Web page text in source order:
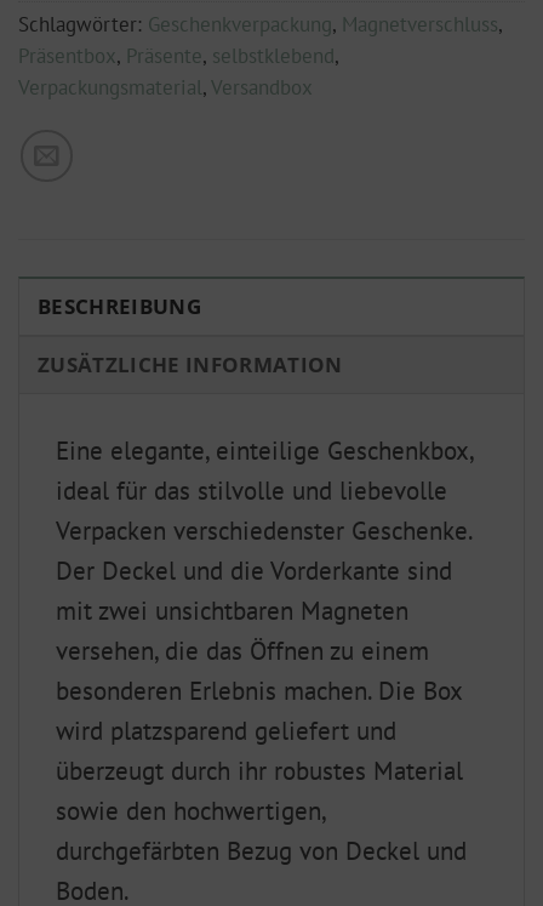
Schlagwörter: Geschenkverpackung, Magnetverschluss,
Präsentbox, Präsente, selbstklebend,
Verpackungsmaterial,Versandbox
BESCHREIBUNG
ZUSÄTZLICHE INFORMATION
Eine elegante, einteilige Geschenkbox,
ideal für das stilvolle und liebevolle
Verpacken verschiedenster Geschenke.
Der Deckel und die Vorderkante sind
mit zwei unsichtbaren Magneten
versehen, die das Öffnen zu einem
besonderen Erlebnis machen. Die Box
wird platzsparend geliefert und
überzeugt durch ihr robustes Material
sowie den hochwertigen,
durchgefärbten Bezug von Deckel und
Boden.